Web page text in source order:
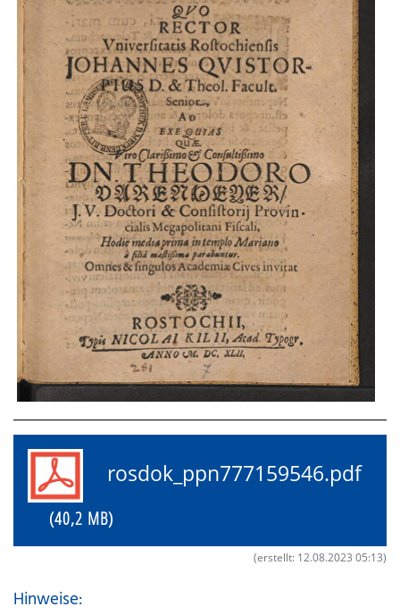
rosdok_ppn777159546.pdf
(40,2 MB)
(erstellt: 12.08.2023 05:13)
Hinweise: